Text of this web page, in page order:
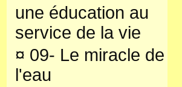
une éducation au
service de la vie
¤ 09- Le miracle de
l'eau